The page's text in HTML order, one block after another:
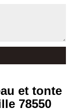
et tonte
78550